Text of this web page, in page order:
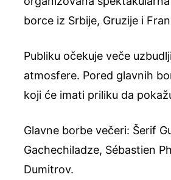
borce iz Srbije, Gruzije i
Publiku očekuje veče
atmosfere. Pored glavnih
koji će imati priliku da
Glavne borbe večeri: Šerif
Gachechiladze, Sébastien
Dumitrov.